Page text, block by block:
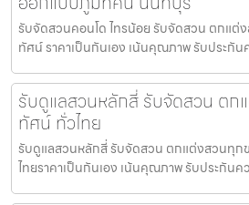
รับจัดสวนคอนโด ไทรน้อย รับจัดสวน ตกแ
ทัศน์ ราคาเป็นกันเอง เน้นคุณภาพ รับประกั
รับดูแลสวนหลักสี่ รับจัดสวน ตก
ทัศน์ ทั่วไทย
รับดูแลสวนหลักสี่ รับจัดสวน ตกแต่งสวนทุ
ไทยราคาเป็นกันเอง เน้นคุณภาพ รับประกันค